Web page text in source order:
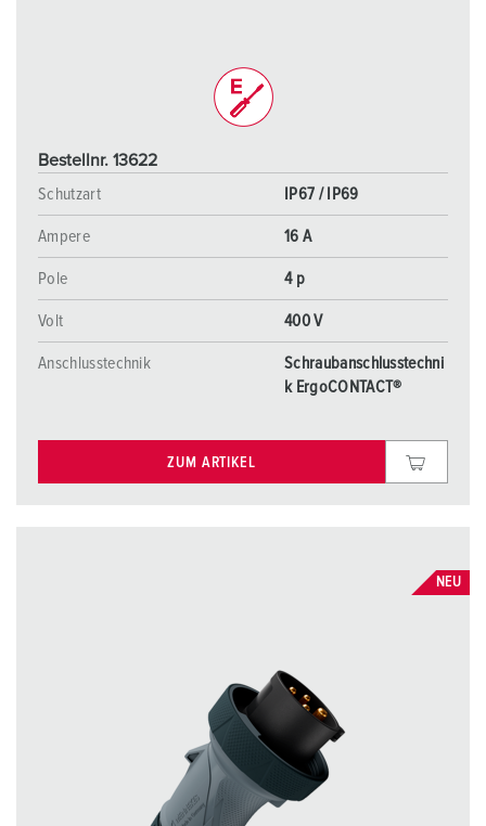
Bestellnr. 13622
Schutzart
IP67 / IP69
Ampere 16 A
Pole 4 p
Volt 400 V
Anschlusstechnik
Schraubanschlusstechni
k ErgoCONTACT®
ZUM ARTIKEL
NEU